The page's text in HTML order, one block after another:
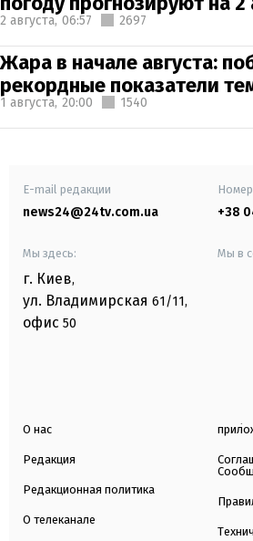
2 августа, 06:57 2697
Жара в начале августа:
рекордные показатели
1 августа, 20:00 1540
E-mail редакции
news24@24tv.com.ua +38
Мы здесь:
г. Киев,
ул. Владимирская 61/11,
офис 50
Мы в
О нас
Редакция
Редакционная политика
О телеканале